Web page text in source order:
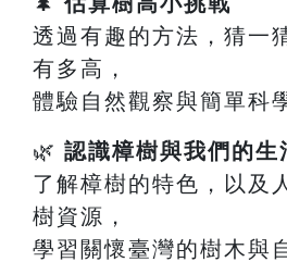
透過有趣的方法，猜一
有多高，
體驗自然觀察與簡單科
🌿 認識樟樹與我們的生
了解樟樹的特色，以及
樹資源，
學習關懷臺灣的樹木與